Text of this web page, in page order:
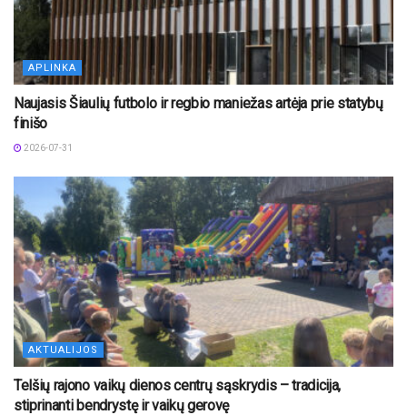
APLINKA
Naujasis Šiaulių futbolo ir regbio maniežas artėja prie statybų
finišo
2026-07-31
AKTUALIJOS
Telšių rajono vaikų dienos centrų sąskrydis – tradicija,
stiprinanti bendrystę ir vaikų gerovę